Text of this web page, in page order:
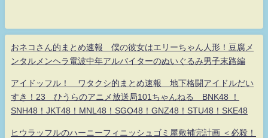
おネコさん的まとめ速報 僕の彼女はエリーちゃん人形！豆腐メ
ンタルメンヘラ電波中年アルバイターのぬいぐるみ男子末路編
アイドッフル！ ワタクシ的まとめ速報 地下格闘アイドルだい
すき！23 ひうらのアニメ放送局101ちゃんねる BNK48 ！
SNH48！JKT48！MNL48！SGO48！GNZ48！STU48！SKE48
ヒウラッフルのハーニーフィニッシュゴミ屋敷補完計画 ＜必殺！